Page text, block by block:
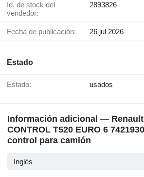
Id. de stock del
vendedor:
2893826
Fecha de publicación: 26 jul 2026
Estado
Estado: usados
Información adicional — Renault
CONTROL T520 EURO 6
control para camión
Inglés